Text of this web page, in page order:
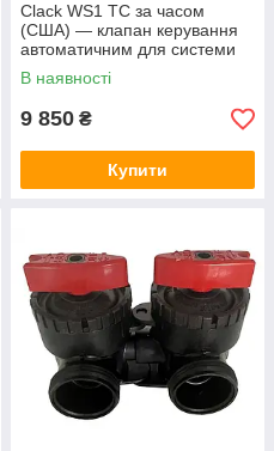
Clack WS1 TC за часом
(США) — клапан керування
автоматичним для системи
очищення води
В наявності
9 850 ₴
Купити